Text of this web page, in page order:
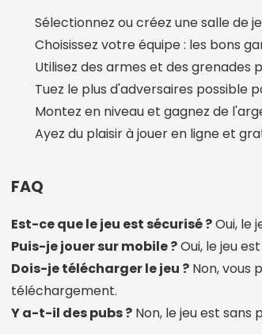
Sélectionnez ou créez une salle de
Choisissez votre équipe : les bons
Utilisez des armes et des grenades
Tuez le plus d'adversaires possible
Montez en niveau et gagnez de
Ayez du plaisir à jouer en ligne et
FAQ
Est-ce que le jeu est sécurisé ?Oui, le
Puis-je jouer sur mobile ?Oui, le jeu
Dois-je télécharger le jeu ? Non, vous
téléchargement.
Y a-t-il des pubs ? Non, le jeu est sans